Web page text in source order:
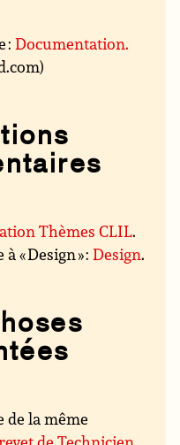
:Documentation.
Thèmes CLIL.
« Design » :Design.
de la même